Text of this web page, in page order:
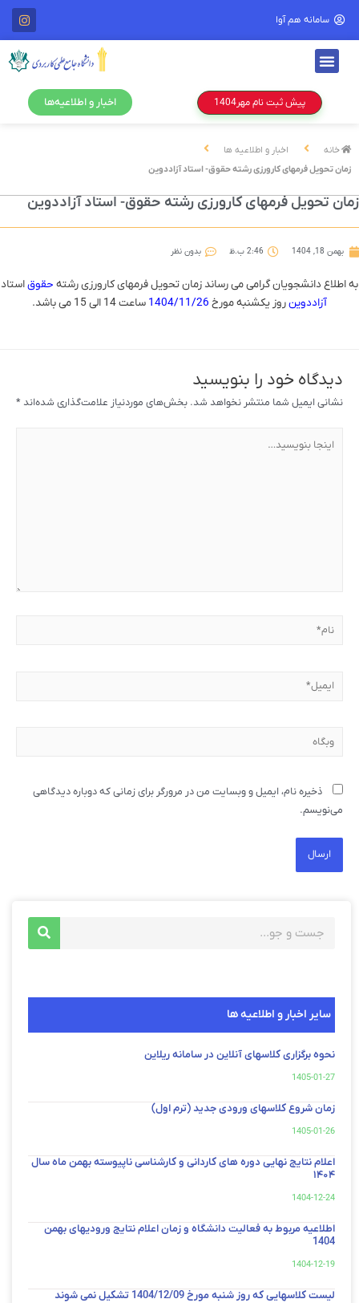
سامانه هم آوا
پیش ثبت نام مهر1404 اخبار و اطلاعیه‌ها
خانه
اخبار و اطلاعیه ها
زمان تحویل فرمهای کارورزی رشته حقوق- استاد آزاددوین
تحویل فرمهای کارورزی رشته حقوق- استاد آزاددوین
بهمن 18, 1404 2:46 ب.ظ بدون نظر
اطلاع دانشجویان گرامی می رساند زمان تحویل فرمهای کارورزی رشتهحقوقاستاد
آزاددوینروز یکشنبه مورخ1404/11/26ساعت 14 الی 15 می باشد.
دیدگاه‌ خود را بنویسید
نشانی ایمیل شما منتشر نخواهد شد. بخش‌های موردنیاز علامت‌گذاری شده‌اند*
ذخیره نام، ایمیل و وبسایت من در مرورگر برای زمانی که دوباره دیدگاهی
می‌نویسم.
سایر اخبار و اطلاعیه ها
نحوه برگزاری کلاسهای آنلاین در سامانه ریلاین
1405-01-27
زمان شروع کلاسهای ورودی جدید (ترم اول)
1405-01-26
اعلام نتایج نهایی دوره های کاردانی و کارشناسی ناپیوسته بهمن ماه سال
۱۴۰۴
1404-12-24
اطلاعیه مربوط به فعالیت دانشگاه و زمان اعلام نتایج ورودیهای بهمن
1404
1404-12-19
لیست کلاسهایی که روز شنبه مورخ 1404/12/09 تشکیل نمی شوند